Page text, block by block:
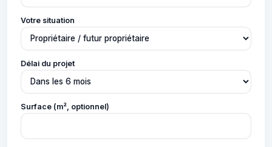
Votre situation
Délai du projet
Surface (m², optionnel)